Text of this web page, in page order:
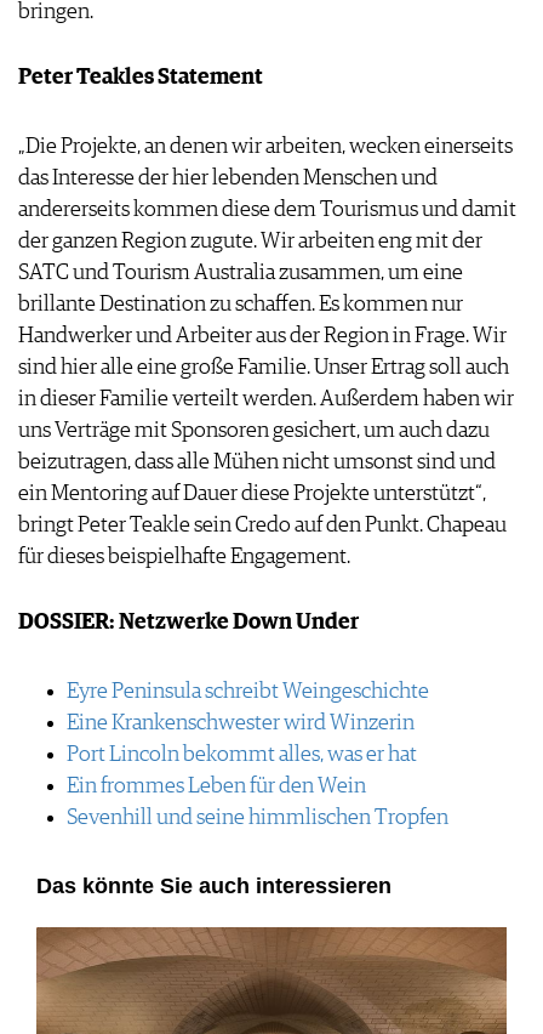
bringen.
Peter Teakles Statement
„Die Projekte, an denen wir arbeiten, wecken einerseits
das Interesse der hier lebenden Menschen und
andererseits kommen diese dem Tourismus und damit
der ganzen Region zugute. Wir arbeiten eng mit der
SATC und Tourism Australia zusammen, um eine
brillante Destination zu schaffen. Es kommen nur
Handwerker und Arbeiter aus der Region in Frage. Wir
sind hier alle eine große Familie. Unser Ertrag soll auch
in dieser Familie verteilt werden. Außerdem haben wir
uns Verträge mit Sponsoren gesichert, um auch dazu
beizutragen, dass alle Mühen nicht umsonst sind und
ein Mentoring auf Dauer diese Projekte unterstützt“,
bringt Peter Teakle sein Credo auf den Punkt. Chapeau
für dieses beispielhafte Engagement.
DOSSIER: Netzwerke Down Under
Eyre Peninsula schreibt Weingeschichte
Eine Krankenschwester wird Winzerin
Port Lincoln bekommt alles, was er hat
Ein frommes Leben für den Wein
Sevenhill und seine himmlischen Tropfen
Das könnte Sie auch interessieren